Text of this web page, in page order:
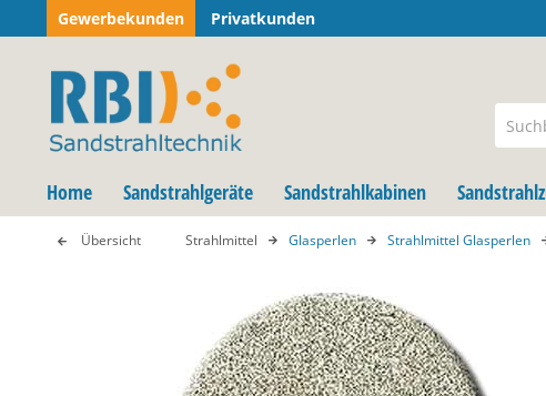
Gewerbekunden Privatkunden
Home Sandstrahlgeräte Sandstrahlkabinen
Übersicht Strahlmittel Glasperlen Strahlmittel Glasperlen